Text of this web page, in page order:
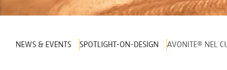
NEWS & EVENTS SPOTLIGHT-ON-DESIGN AVONITE® NEL